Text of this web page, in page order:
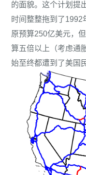
的面貌。这个计划提
时间整整拖到了1992
原预算250亿美元，
算五倍以上（考虑通
始至终都遭到了美国